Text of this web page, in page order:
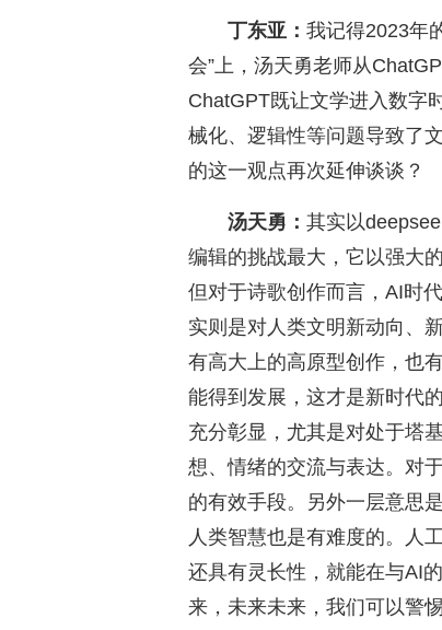
丁东亚： 我记得2023年
会”上，汤天勇老师从
ChatGPT既让文学进入数字
械化、逻辑性等问题导致了
的这一观点再次延伸谈谈？
汤天勇： 其实以
编辑的挑战最大，它以强大
但对于诗歌创作而言，AI时
实则是对人类文明新动向、
有高大上的高原型创作，也
能得到发展，这才是新时代
充分彰显，尤其是对处于塔
想、情绪的交流与表达。对
的有效手段。另外一层意思
人类智慧也是有难度的。人
还具有灵长性，就能在与AI
来，未来未来，我们可以警